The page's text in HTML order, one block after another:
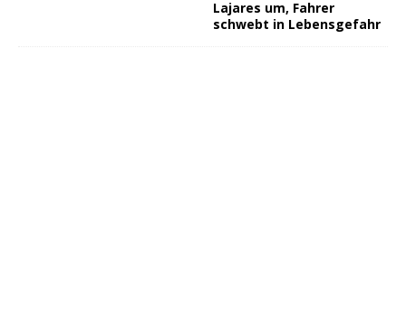
Lajares um, Fahrer
schwebt in Lebensgefahr